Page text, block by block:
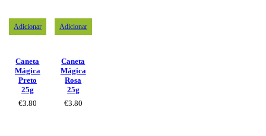
Adicionar
Caneta
Mágica
Preto
25g
€3.80
Adicionar
Caneta
Mágica
Rosa
25g
€3.80